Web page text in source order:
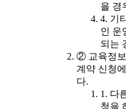
을 경
4. 기
인 운
되는
② 교육정보
계약 신청
다.
1. 다
청을